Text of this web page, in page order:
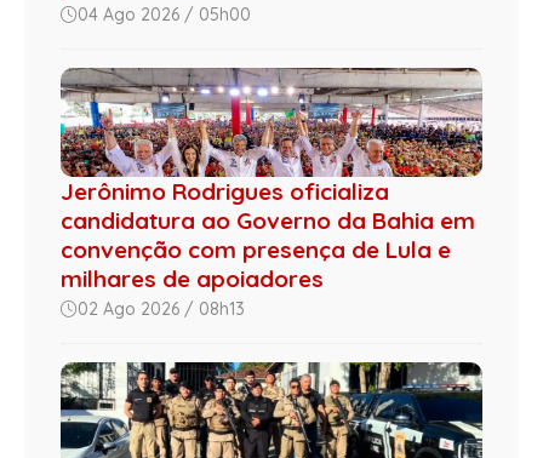
04 Ago 2026 / 05h00
Jerônimo Rodrigues oficializa
candidatura ao Governo da Bahia em
convenção com presença de Lula e
milhares de apoiadores
02 Ago 2026 / 08h13